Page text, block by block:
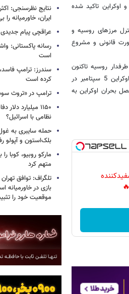
اوکراین تاکید شده
مرزهای روسیه و
قانونی و مشروع
روسیه تاکنون
بیش از 3500 نفر کشته و هزاران نفر دیگر نیز آواره شده اند. طرف های درگیر در مناقشه اوکراین 5 سپتامبر در
بحران اوکراین به
نتایج نظرسنجی:
ایران، خاورمیانه
عراقچی پیام
رسانه پاکستانی:
است
سندرز: ترامپ
کرده است
ترامپ در «تروث
۱۱۵۰ میلیارد
نظامی با اسرائیل؟
حمله سایبری به
بلک‌استون و آپولو
مارکو روبیو، کوبا
متهم کرد
تلگراف: توافق
بازی در خاورمیانه
موقعیت خود را